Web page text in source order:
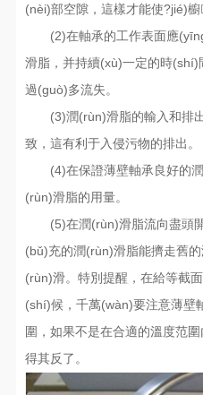
(nèi)部空隙，這樣才能使?jié)櫥
(2)在軸承的工作表面應
滑脂，并持續(xù)一定的時
過(guò)多流失。
(3)潤(rùn)滑脂的輸入和排
致，這有利于入侵污物的排出。
(4)在保證薄壁軸承良好的潤
(rùn)滑脂的用量。
(5)在潤(rùn)滑脂流向盡頭開設
(bǔ)充的潤(rùn)滑脂能擠走舊的
(rùn)滑。特別提醒，在給等
(shí)候，千萬(wàn)要注意薄壁
圍，如果不是在合適的溫度范
得其反了。